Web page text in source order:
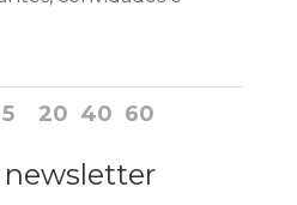
5 20 40 60
newsletter